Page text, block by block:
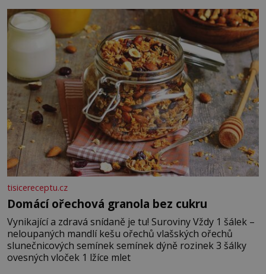
posypání Postup: Oddělte žloutky od bílků. Žloutky
vyšlehejte s cukrem do světlé pěny a postupně do nich
vmíchejte mascarpone, aby vznikl hladký
tisicereceptu.cz
Domácí ořechová granola bez cukru
Vynikající a zdravá snídaně je tu! Suroviny Vždy 1 šálek –
neloupaných mandlí kešu ořechů vlašských ořechů
slunečnicových semínek semínek dýně rozinek 3 šálky
ovesných vloček 1 lžíce mlet